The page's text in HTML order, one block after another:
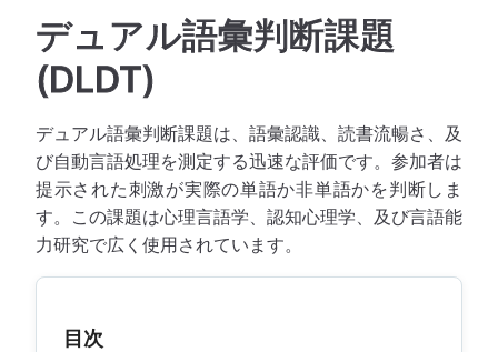
デュアル語彙判断課題
(DLDT)
デュアル語彙判断課題は、語彙認識、読書流暢さ、及
び自動言語処理を測定する迅速な評価です。参加者は
提示された刺激が実際の単語か非単語かを判断しま
す。この課題は心理言語学、認知心理学、及び言語能
力研究で広く使用されています。
目次